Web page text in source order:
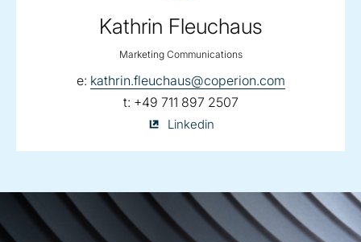
Kathrin Fleuchaus
Marketing Communications
e: email:
kathrin.fleuchaus@coperion.com
t: telephone:
+49 711 897 2507
Kathrin
on
Linkedin